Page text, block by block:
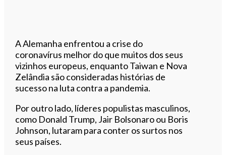
A Alemanha enfrentou a crise do
coronavírus melhor do que muitos dos seus
vizinhos europeus, enquanto Taiwan e Nova
Zelândia são consideradas histórias de
sucesso na luta contra a pandemia.
Por outro lado, líderes populistas masculinos,
como Donald Trump, Jair Bolsonaro ou Boris
Johnson, lutaram para conter os surtos nos
seus países.